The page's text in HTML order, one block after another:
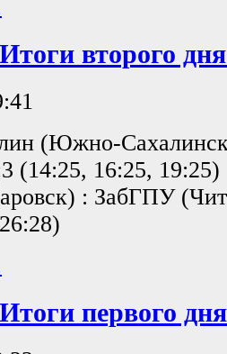
второго
(Южно-
(14:25, 16:25,
: ЗабГПУ
первого